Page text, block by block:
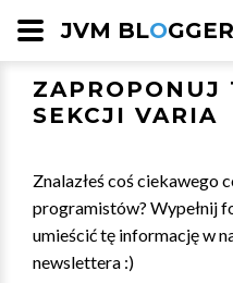
JVM BLO
ZAPROPONUJ
SEKCJI VARIA
Znalazłeś coś ciekawego
programistów? Wypełnij
umieścić tę informację w
newslettera :)